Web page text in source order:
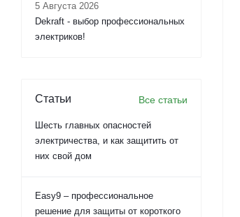
5 Августа 2026
Dekraft - выбор профессиональных
электриков!
Статьи Все статьи
Шесть главных опасностей
электричества, и как защитить от
них свой дом
Easy9 – профессиональное
решение для защиты от короткого